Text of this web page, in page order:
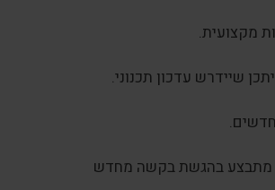
מקצועית.
שיידרש עדכון תכנוני.
מתבצע בהגשת בקשה מחדש